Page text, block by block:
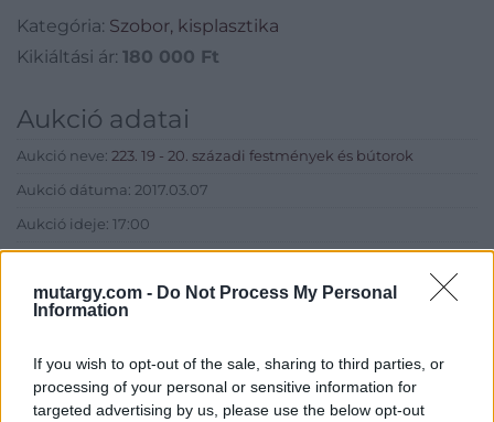
mutargy.com - Do Not Process My Personal
Information
If you wish to opt-out of the sale, sharing to third parties, or
processing of your personal or sensitive information for
targeted advertising by us, please use the below opt-out
Kategória: Szobor, kisplasztika
Kikiáltási ár: 180 000 Ft
Aukció adatai
Aukció neve: 223. 19 - 20. századi festmények és bútorok
Aukció dátuma: 2017.03.07
Aukció ideje: 17:00
Tételszám: 293
Eladó adatai